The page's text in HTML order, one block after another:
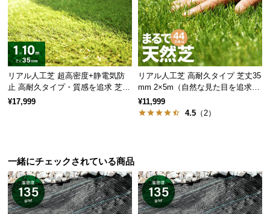
つ
い
て
会
員
規
約
て
お
リアル人工芝 超高密度+静電気防
止 高耐久タイプ・質感を追求 芝丈
35mm 1×10m
¥17,999
リアル人工芝 高耐久タイプ 芝丈35
mm 2×5m（自然な見た目を追求・
U字ピン付属）
¥11,999
4.5 （2）
一緒にチェックされている商品